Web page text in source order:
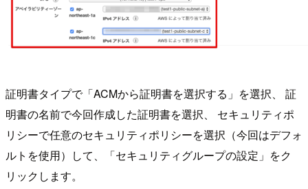
証明書タイプで「ACMから証明書を選択する」を選択、 証
明書の名前で今回作成した証明書を選択、 セキュリティポ
リシーで任意のセキュリティポリシーを選択（今回はデフォ
ルトを使用）して、「セキュリティグループの設定」をク
リックします。